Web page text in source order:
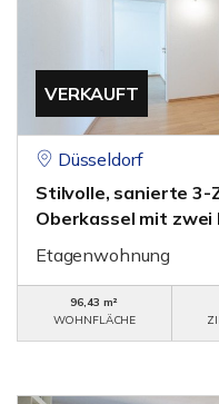
VERKAUFT
Düsseldorf
Stilvolle, sanierte 3-
Oberkassel mit zwei
Etagenwohnung
96,43 m²
WOHNFLÄCHE